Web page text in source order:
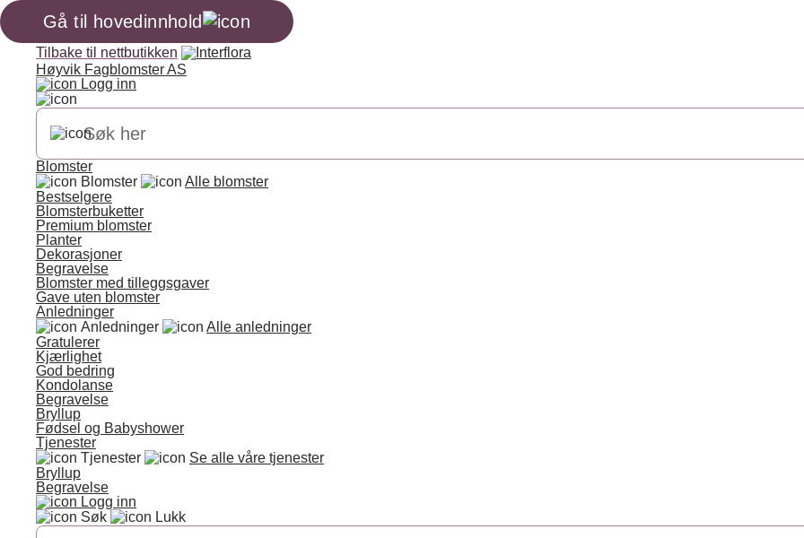
Gå til hovedinnhold
Tilbake til nettbutikken
Høyvik Fagblomster AS
Logg inn
Blomster
Blomster
Alle blomster
Bestselgere
Blomsterbuketter
Premium blomster
Planter
Dekorasjoner
Begravelse
Blomster med tilleggsgaver
Gave uten blomster
Anledninger
Anledninger
Alle anledninger
Gratulerer
Kjærlighet
God bedring
Kondolanse
Begravelse
Bryllup
Fødsel og Babyshower
Tjenester
Tjenester
Se alle våre tjenester
Bryllup
Begravelse
Logg inn
Søk
Lukk